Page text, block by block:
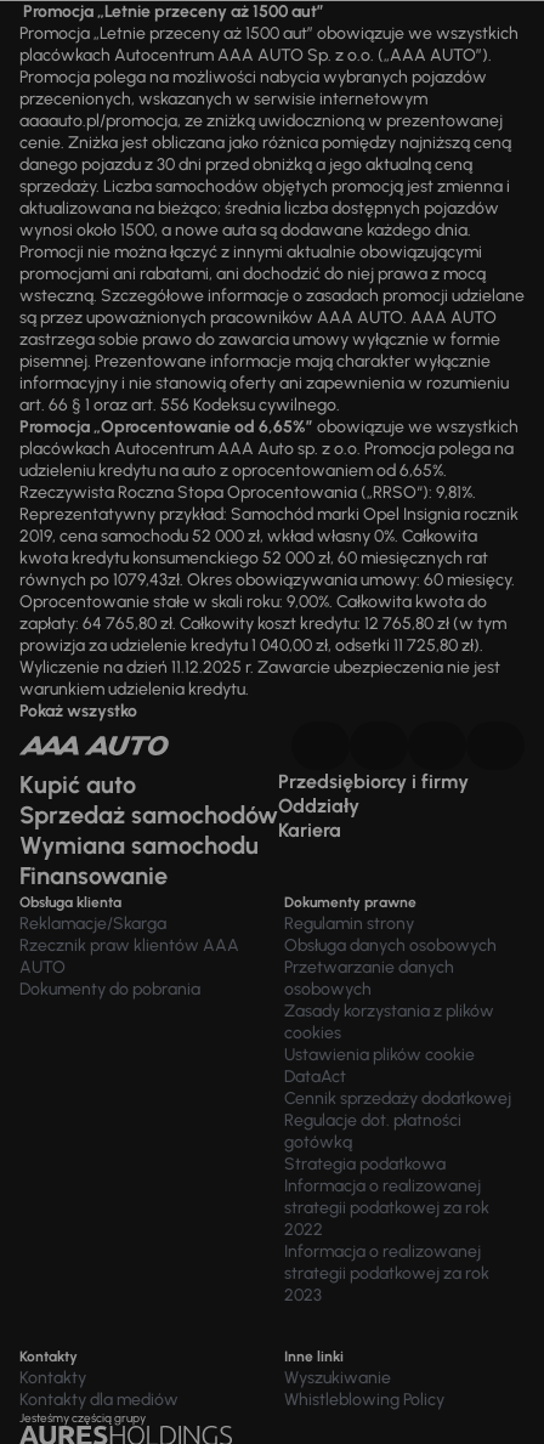
Promocja „Letnie przeceny aż 1500 aut”
Promocja „Letnie przeceny aż 1500 aut” obowiązuje we wszystkich
placówkach Autocentrum AAA AUTO Sp. z o.o. („AAA AUTO”).
Promocja polega na możliwości nabycia wybranych pojazdów
przecenionych, wskazanych w serwisie internetowym
aaaauto.pl/promocja, ze zniżką uwidocznioną w prezentowanej
cenie. Zniżka jest obliczana jako różnica pomiędzy najniższą ceną
danego pojazdu z 30 dni przed obniżką a jego aktualną ceną
sprzedaży. Liczba samochodów objętych promocją jest zmienna i
aktualizowana na bieżąco; średnia liczba dostępnych pojazdów
wynosi około 1500, a nowe auta są dodawane każdego dnia.
Promocji nie można łączyć z innymi aktualnie obowiązującymi
promocjami ani rabatami, ani dochodzić do niej prawa z mocą
wsteczną. Szczegółowe informacje o zasadach promocji udzielane
są przez upoważnionych pracowników AAA AUTO. AAA AUTO
zastrzega sobie prawo do zawarcia umowy wyłącznie w formie
pisemnej. Prezentowane informacje mają charakter wyłącznie
informacyjny i nie stanowią oferty ani zapewnienia w rozumieniu
art. 66 § 1 oraz art. 556 Kodeksu cywilnego.
Promocja „Oprocentowanie od 6,65%” obowiązuje we wszystkich
placówkach Autocentrum AAA Auto sp. z o.o. Promocja polega na
udzieleniu kredytu na auto z oprocentowaniem od 6,65%.
Rzeczywista Roczna Stopa Oprocentowania („RRSO“): 9,81%.
Reprezentatywny przykład: Samochód marki Opel Insignia rocznik
2019, cena samochodu 52 000 zł, wkład własny 0%. Całkowita
kwota kredytu konsumenckiego 52 000 zł, 60 miesięcznych rat
równych po 1079,43zł. Okres obowiązywania umowy: 60 miesięcy.
Oprocentowanie stałe w skali roku: 9,00%. Całkowita kwota do
zapłaty: 64 765,80 zł. Całkowity koszt kredytu: 12 765,80 zł (w tym
prowizja za udzielenie kredytu 1 040,00 zł, odsetki 11 725,80 zł).
Wyliczenie na dzień 11.12.2025 r. Zawarcie ubezpieczenia nie jest
warunkiem udzielenia kredytu.
Pokaż wszystko
Kupić auto
Sprzedaż samochodów
Wymiana samochodu
Finansowanie
Przedsiębiorcy i firmy
Oddziały
Kariera
Obsługa klienta
Reklamacje/Skarga
Rzecznik praw klientów AAA
AUTO
Dokumenty do pobrania
Dokumenty prawne
Regulamin strony
Obsługa danych osobowych
Przetwarzanie danych
osobowych
Zasady korzystania z plików
cookies
Ustawienia plików cookie
DataAct
Cennik sprzedaży dodatkowej
Regulacje dot. płatności
gotówką
Strategia podatkowa
Informacja o realizowanej
strategii podatkowej za rok
2022
Informacja o realizowanej
strategii podatkowej za rok
2023
Kontakty
Kontakty
Kontakty dla mediów
Inne linki
Wyszukiwanie
Whistleblowing Policy
Jesteśmy częścią grupy